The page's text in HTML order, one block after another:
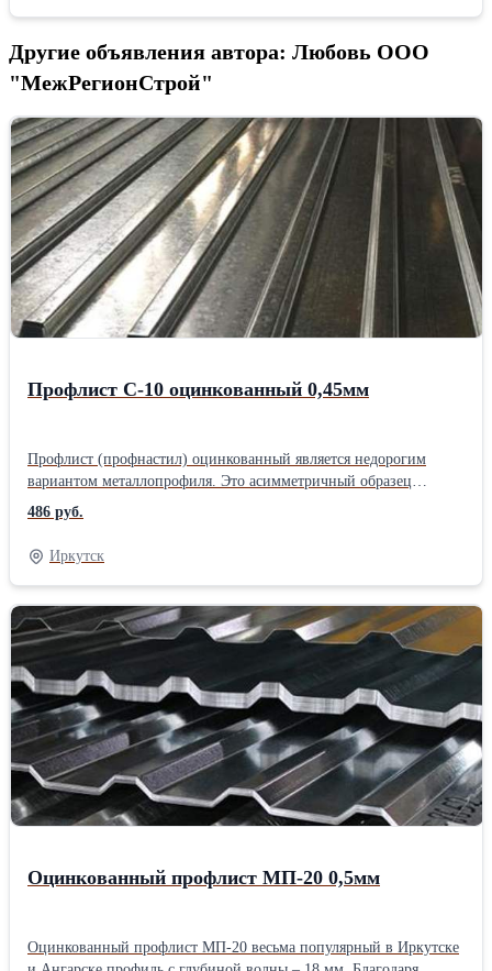
Другие объявления автора: Любовь ООО
"МежРегионСтрой"
Профлист С-10 оцинкованный 0,45мм
Профлист (профнастил) оцинкованный является недорогим
вариантом металлопрофиля. Это асимметричный образец
профлиста, в котором лицевая часть выглядит как чередование
узких волн, а другая – широких. Из-за того, что С-10 обладает
весьма скромной способностью переносить большие нагрузки,
его почти не применяют в качестве кровельного покрытия.
Профнастил оцинкованный С-10 имеет малую глубину волны,
но довольно приличную рабочую ширину – 1100 мм. Это
асимметричный образец профлиста, в котором лицевая часть
выглядит как чередование узких волн, а другая – широких.
Купить оцинкованный профлист С-10 можно как в стандарте 2
или 6 метров, так и в любой необходимой длине. Минимальный
размер профлиста для заказа: 0,5 метра, максимальный 12
метров. Срок изготовления партии более 50 кв. метров от 2 до 5
дней (если объем меньше – с открытой датой готовности).
Подробнее про профлист С-10
486 руб.
Иркутск
Оцинкованный профлист МП-20 0,5мм
Оцинкованный профлист МП-20 весьма популярный в Иркутске